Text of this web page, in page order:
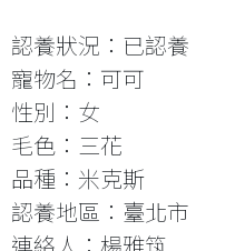
認養狀況：已認養
寵物名：可可
性別：女
毛色：三花
品種：米克斯
認養地區：臺北市